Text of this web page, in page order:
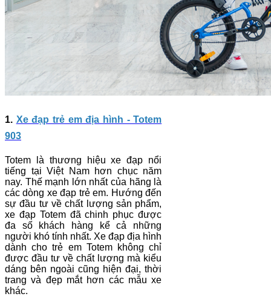
1. Xe đạp trẻ em địa hình - Totem
903
Totem là thương hiệu xe đạp nổi
tiếng tại Việt Nam hơn chục năm
nay. Thế mạnh lớn nhất của hãng là
các dòng xe đạp trẻ em. Hướng đến
sự đầu tư về chất lượng sản phẩm,
xe đạp Totem đã chinh phục được
đa số khách hàng kể cả những
người khó tính nhất. Xe đạp địa hình
dành cho trẻ em Totem không chỉ
được đầu tư về chất lượng mà kiểu
dáng bên ngoài cũng hiện đại, thời
trang và đẹp mắt hơn các mẫu xe
khác.